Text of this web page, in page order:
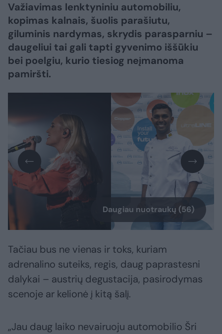
Važiavimas lenktyniniu automobiliu,
kopimas kalnais, šuolis parašiutu,
giluminis nardymas, skrydis parasparniu –
daugeliui tai gali tapti gyvenimo iššūkiu
bei poelgiu, kurio tiesiog neįmanoma
pamiršti.
Daugiau nuotraukų (56)
Tačiau bus ne vienas ir toks, kuriam
adrenalino suteiks, regis, daug paprastesni
dalykai – austrių degustacija, pasirodymas
scenoje ar kelionė į kitą šalį.
„Jau daug laiko nevairuoju automobilio Šri